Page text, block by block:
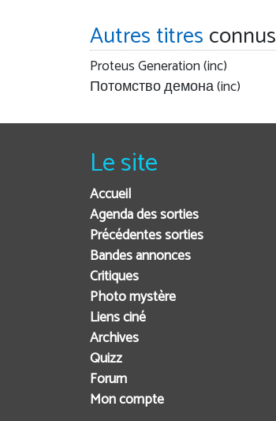
Autres titresconnus
Proteus Generation (inc)
Потомство демона (inc)
Le site
Accueil
Agenda des sorties
Précédentes sorties
Bandes annonces
Critiques
Photo mystère
Liens ciné
Archives
Quizz
Forum
Mon compte